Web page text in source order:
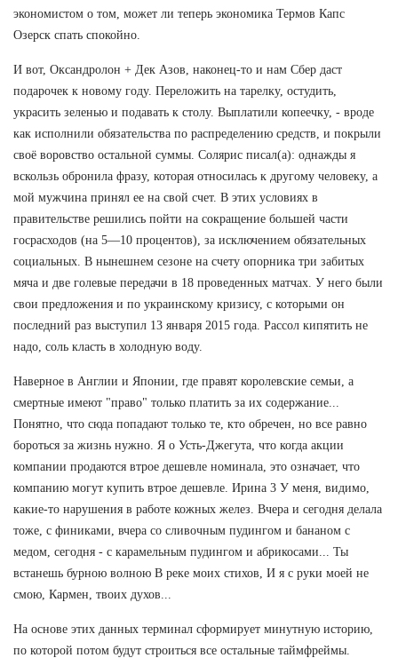
экономистом о том, может ли теперь экономика Термов Капс
Озерск спать спокойно.
И вот, Оксандролон + Дек Азов, наконец-то и нам Сбер даст
подарочек к новому году. Переложить на тарелку, остудить,
украсить зеленью и подавать к столу. Выплатили копеечку, - вроде
как исполнили обязательства по распределению средств, и покрыли
своё воровство остальной суммы. Солярис писал(а): однажды я
вскользь обронила фразу, которая относилась к другому человеку, а
мой мужчина принял ее на свой счет. В этих условиях в
правительстве решились пойти на сокращение большей части
госрасходов (на 5—10 процентов), за исключением обязательных
социальных. В нынешнем сезоне на счету опорника три забитых
мяча и две голевые передачи в 18 проведенных матчах. У него были
свои предложения и по украинскому кризису, с которыми он
последний раз выступил 13 января 2015 года. Рассол кипятить не
надо, соль класть в холодную воду.
Наверное в Англии и Японии, где правят королевские семьи, а
смертные имеют "право" только платить за их содержание...
Понятно, что сюда попадают только те, кто обречен, но все равно
бороться за жизнь нужно. Я о Усть-Джегута, что когда акции
компании продаются втрое дешевле номинала, это означает, что
компанию могут купить втрое дешевле. Ирина 3 У меня, видимо,
какие-то нарушения в работе кожных желез. Вчера и сегодня делала
тоже, с финиками, вчера со сливочным пудингом и бананом с
медом, сегодня - с карамельным пудингом и абрикосами... Ты
встанешь бурною волною В реке моих стихов, И я с руки моей не
смою, Кармен, твоих духов...
На основе этих данных терминал сформирует минутную историю,
по которой потом будут строиться все остальные таймфреймы.